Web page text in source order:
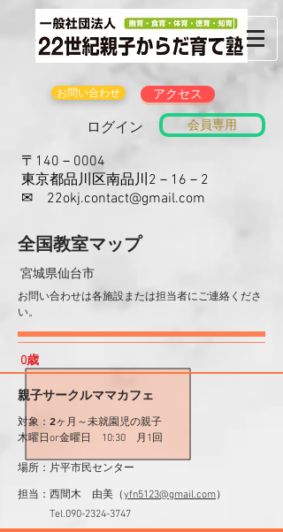
お問い合わせ アクセス
ログイン 会員専用
〒140－0004
東京都品川区南品川2－16－2
​✉ 22okj.contact@gmail.com
​全国教室マップ
宮城県仙台市
​お問い合わせは各施設または担当者にご連絡くださ
い。
​0歳
親子サークルママカフェ
対象：2ヶ月～未就園児の親子
木曜日or金曜日 10:30 ​ 月1回
場所：片平市民センター
​担当：西間木 由美（yfn5123@gmail.com）
​ Tel.090-2324-3747